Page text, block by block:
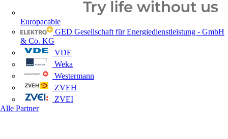
Europacable
GED Gesellschaft für Energiedienstleistung - GmbH
& Co. KG
VDE
Weka
Westermann
ZVEH
ZVEI
Alle Partner